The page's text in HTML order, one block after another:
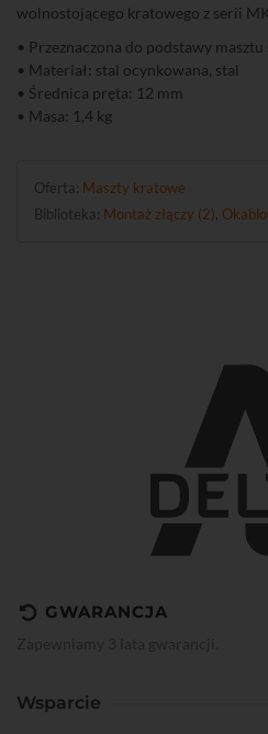
wolnostojącego kratowego z serii
• Przeznaczona do podstawy
• Materiał: stal ocynkowana, stal
• Średnica pręta: 12 mm
• Masa: 1,4 kg
Oferta: Maszty kratowe
Biblioteka: Montaż złączy (2)
GWARANCJA
Wsparcie